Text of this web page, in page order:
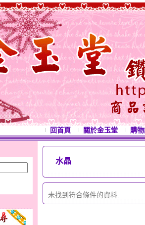
回首頁 關於金玉堂 購
水晶
未找到符合條件的資料.